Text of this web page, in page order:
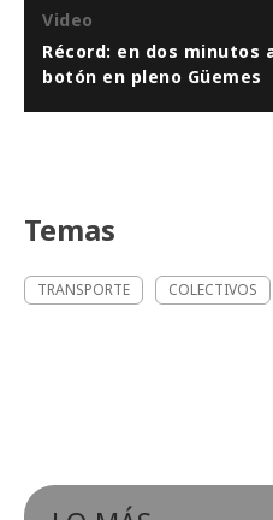
Video
Récord: en dos minutos
botón en pleno Güemes
Temas
TRANSPORTE COLECTIVOS